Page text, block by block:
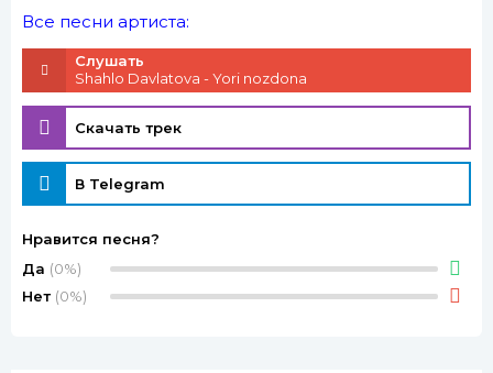
Все песни артиста:
Слушать
Shahlo Davlatova - Yori nozdona
Скачать трек
В Telegram
Нравится песня?
Да (0%)
Нет (0%)